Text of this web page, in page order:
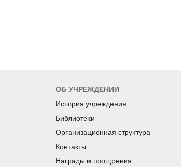
ОБ УЧРЕЖДЕНИИ
История учреждения
Библиотеки
Организационная структура
Контакты
Награды и поощрения